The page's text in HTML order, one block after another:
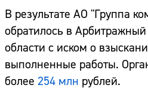
В результате АО "Группа
обратилось в
области с иском о
выполненные работы.
более 254 млн рублей.